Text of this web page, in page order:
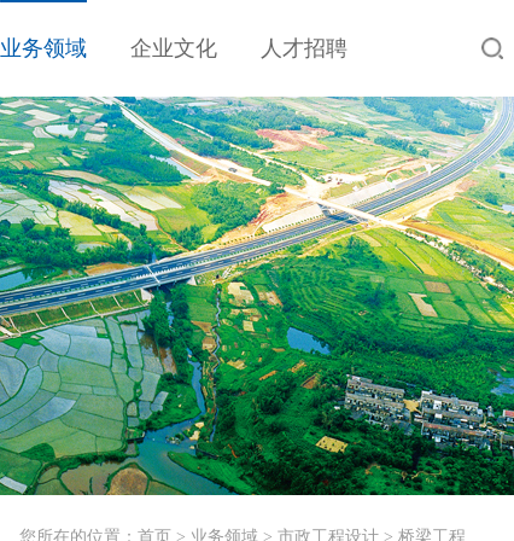
业务领域 企业文化 人才招聘
您所在的位置： 首页 > 业务领域 > 市政工程设计> 桥梁工程